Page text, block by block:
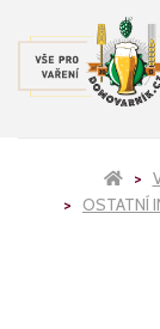
OSTATNÍ